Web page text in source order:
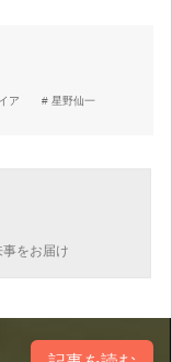
ア 星野仙一
をお届け